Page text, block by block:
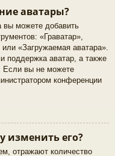
аватары?
вы можете добавить
«Граватар»,
«Загружаемая аватара».
поддержка аватар, а также
Если вы не можете
конференции
изменить его?
отражают количество